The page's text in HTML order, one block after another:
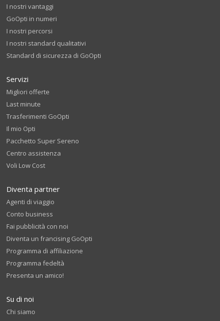
I nostri vantaggi
GoOpti in numeri
I nostri percorsi
I nostri standard qualitativi
Standard di sicurezza di GoOpti
Servizi
Migliori offerte
Last minute
Trasferimenti GoOpti
Il mio Opti
Pacchetto Super Sereno
Centro assistenza
Voli Low Cost
Diventa partner
Agenti di viaggio
Conto business
Fai pubblicità con noi
Diventa un francising GoOpti
Programma di affiliazione
Programma fedeltà
Presenta un amico!
Su di noi
Chi siamo